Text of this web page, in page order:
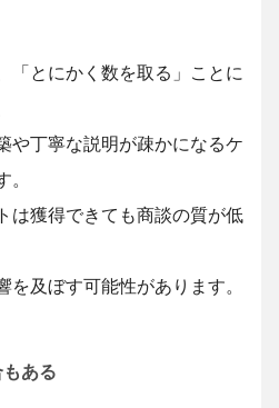
「とにかく数を取る」ことに
や丁寧な説明が疎かになるケ
。
は獲得できても商談の質が低
及ぼす可能性があります。
ある